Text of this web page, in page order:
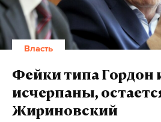
Власть
Фейки типа Гордон
исчерпаны,
Жириновский